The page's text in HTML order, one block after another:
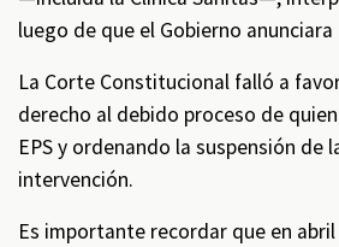
luego de que el Gobierno
La Corte Constitucional falló a
derecho al debido proceso de
EPS y ordenando la suspensión de
intervención.
Es importante recordar que en abril